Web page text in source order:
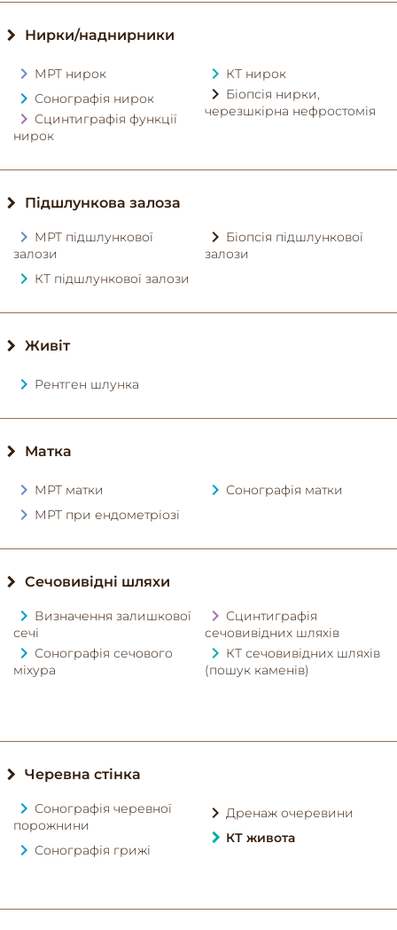
Нирки/наднирники
МРТ нирок
Сонографія нирок
Сцинтиграфія функції
нирок
КТ нирок
Біопсія нирки,
черезшкірна нефростомія
Підшлункова залоза
МРТ підшлункової
залози
КТ підшлункової залози
Біопсія підшлункової
залози
Живіт
Рентген шлунка
Матка
МРТ матки
МРТ при ендометріозі
Сонографія матки
Сечовивідні шляхи
Визначення залишкової
сечі
Сонографія сечового
міхура
Сцинтиграфія
сечовивідних шляхів
КТ сечовивідних шляхів
(пошук каменів)
Черевна стінка
Сонографія черевної
порожнини
Сонографія грижі
Дренаж очеревини
КТ живота